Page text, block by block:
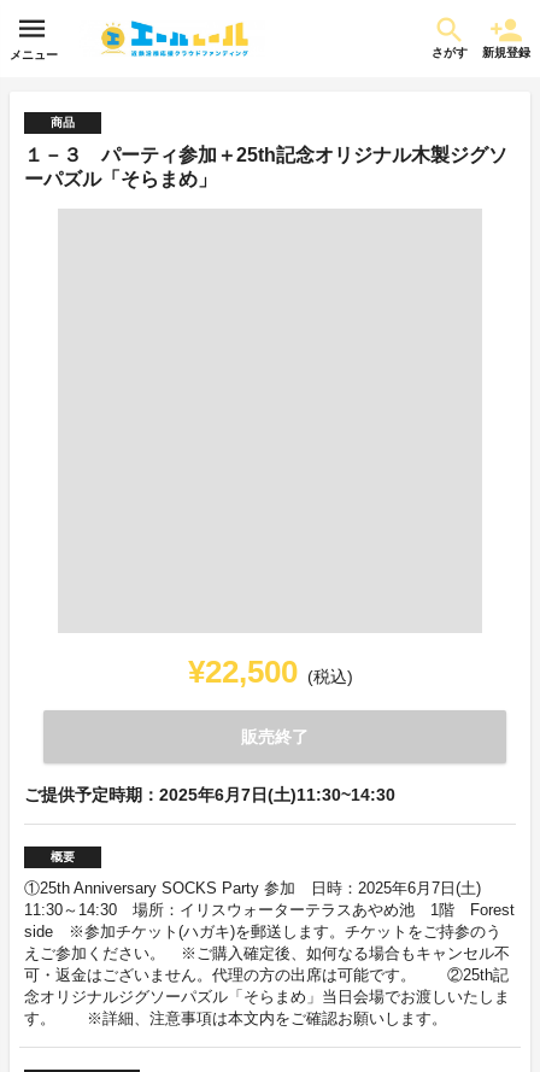
メニュー さがす 新規登録
商品
１－３ パーティ参加＋25th記念オリジナル木製ジグソ
ーパズル「そらまめ」
¥22,500 (税込)
販売終了
ご提供予定時期：2025年6月7日(土)11:30~14:30
概要
①25th Anniversary SOCKS Party 参加 日時：2025年6月7日(土)
11:30～14:30 場所：イリスウォーターテラスあやめ池 1階 Forest
side ※参加チケット(ハガキ)を郵送します。チケットをご持参のう
えご参加ください。 ※ご購入確定後、如何なる場合もキャンセル不
可・返金はございません。代理の方の出席は可能です。 ②25th記
念オリジナルジグソーパズル「そらまめ」当日会場でお渡しいたしま
す。 ※詳細、注意事項は本文内をご確認お願いします。